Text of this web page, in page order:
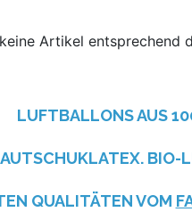
Artikel entsprechend
LUFTBALLONS AUS
BIO-
QUALITÄTEN VOM